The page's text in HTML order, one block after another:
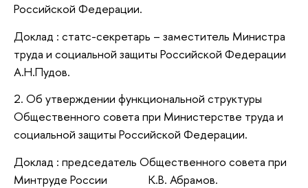
Российской Федерации.
Доклад : статс-секретарь – заместитель Министра
труда и социальной защиты Российской Федерации
А.Н.Пудов.
2. Об утверждении функциональной структуры
Общественного совета при Министерстве труда и
социальной защиты Российской Федерации.
Доклад : председатель Общественного совета при
Минтруде России К.В. Абрамов.